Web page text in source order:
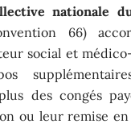
nationale
66)
social et
des congés
ou leur remise